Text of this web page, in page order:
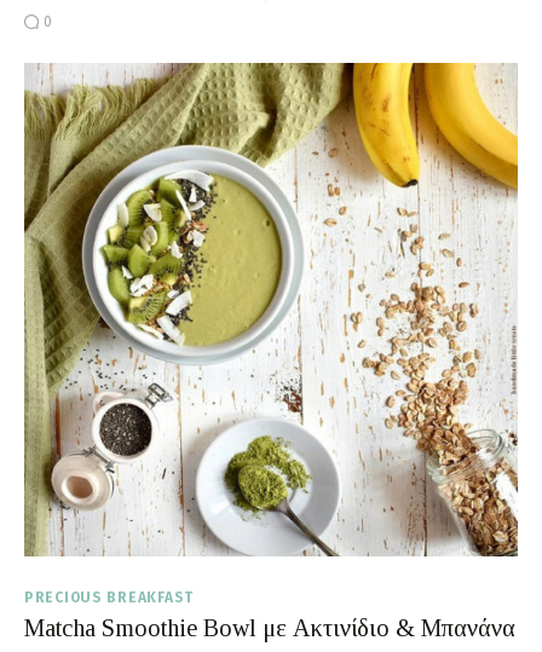
0
PRECIOUS BREAKFAST
Matcha Smoothie Bowl με Ακτινίδιο & Μπανάνα